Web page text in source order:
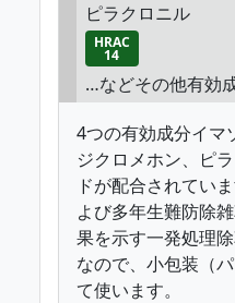
ピラクロニル
HRAC
14
…などその他有効
4つの有効成分イマ
ジクロメホン、ピ
ドが配合されてい
よび多年生難防除
果を示す一発処理
なので、小包装（
て使います。